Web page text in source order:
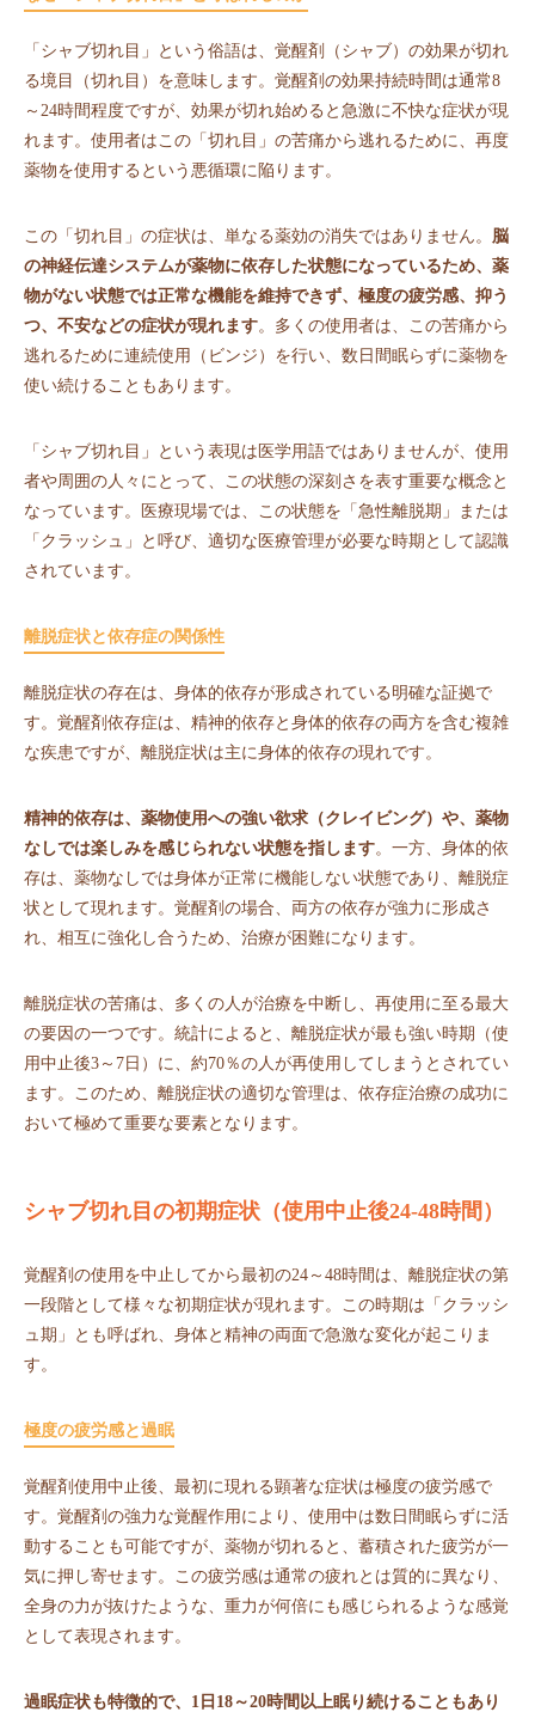
「シャブ切れ目」という俗語は、覚醒剤（シャブ）の効果が切れ
る境目（切れ目）を意味します。覚醒剤の効果持続時間は通常8
～24時間程度ですが、効果が切れ始めると急激に不快な症状が現
れます。使用者はこの「切れ目」の苦痛から逃れるために、再度
薬物を使用するという悪循環に陥ります。
この「切れ目」の症状は、単なる薬効の消失ではありません。 脳
の神経伝達システムが薬物に依存した状態になっているため、薬
物がない状態では正常な機能を維持できず、極度の疲労感、抑う
つ、不安などの症状が現れます。多くの使用者は、この苦痛から
逃れるために連続使用（ビンジ）を行い、数日間眠らずに薬物を
使い続けることもあります。
「シャブ切れ目」という表現は医学用語ではありませんが、使用
者や周囲の人々にとって、この状態の深刻さを表す重要な概念と
なっています。医療現場では、この状態を「急性離脱期」または
「クラッシュ」と呼び、適切な医療管理が必要な時期として認識
されています。
離脱症状と依存症の関係性
離脱症状の存在は、身体的依存が形成されている明確な証拠で
す。覚醒剤依存症は、精神的依存と身体的依存の両方を含む複雑
な疾患ですが、離脱症状は主に身体的依存の現れです。
精神的依存は、薬物使用への強い欲求（クレイビング）や、薬物
なしでは楽しみを感じられない状態を指します。一方、身体的依
存は、薬物なしでは身体が正常に機能しない状態であり、離脱症
状として現れます。覚醒剤の場合、両方の依存が強力に形成さ
れ、相互に強化し合うため、治療が困難になります。
離脱症状の苦痛は、多くの人が治療を中断し、再使用に至る最大
の要因の一つです。統計によると、離脱症状が最も強い時期（使
用中止後3～7日）に、約70％の人が再使用してしまうとされてい
ます。このため、離脱症状の適切な管理は、依存症治療の成功に
おいて極めて重要な要素となります。
シャブ切れ目の初期症状（使用中止後24-48時間）
覚醒剤の使用を中止してから最初の24～48時間は、離脱症状の第
一段階として様々な初期症状が現れます。この時期は「クラッシ
ュ期」とも呼ばれ、身体と精神の両面で急激な変化が起こりま
す。
極度の疲労感と過眠
覚醒剤使用中止後、最初に現れる顕著な症状は極度の疲労感で
す。覚醒剤の強力な覚醒作用により、使用中は数日間眠らずに活
動することも可能ですが、薬物が切れると、蓄積された疲労が一
気に押し寄せます。この疲労感は通常の疲れとは質的に異なり、
全身の力が抜けたような、重力が何倍にも感じられるような感覚
として表現されます。
過眠症状も特徴的で、1日18～20時間以上眠り続けることもあり